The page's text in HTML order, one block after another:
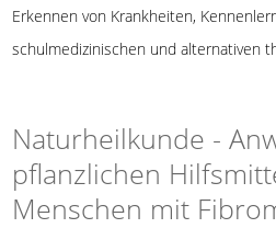
Erkennen von Krankheiten,
schulmedizinischen und alternativen
Naturheilkunde -
pflanzlichen
Menschen mit